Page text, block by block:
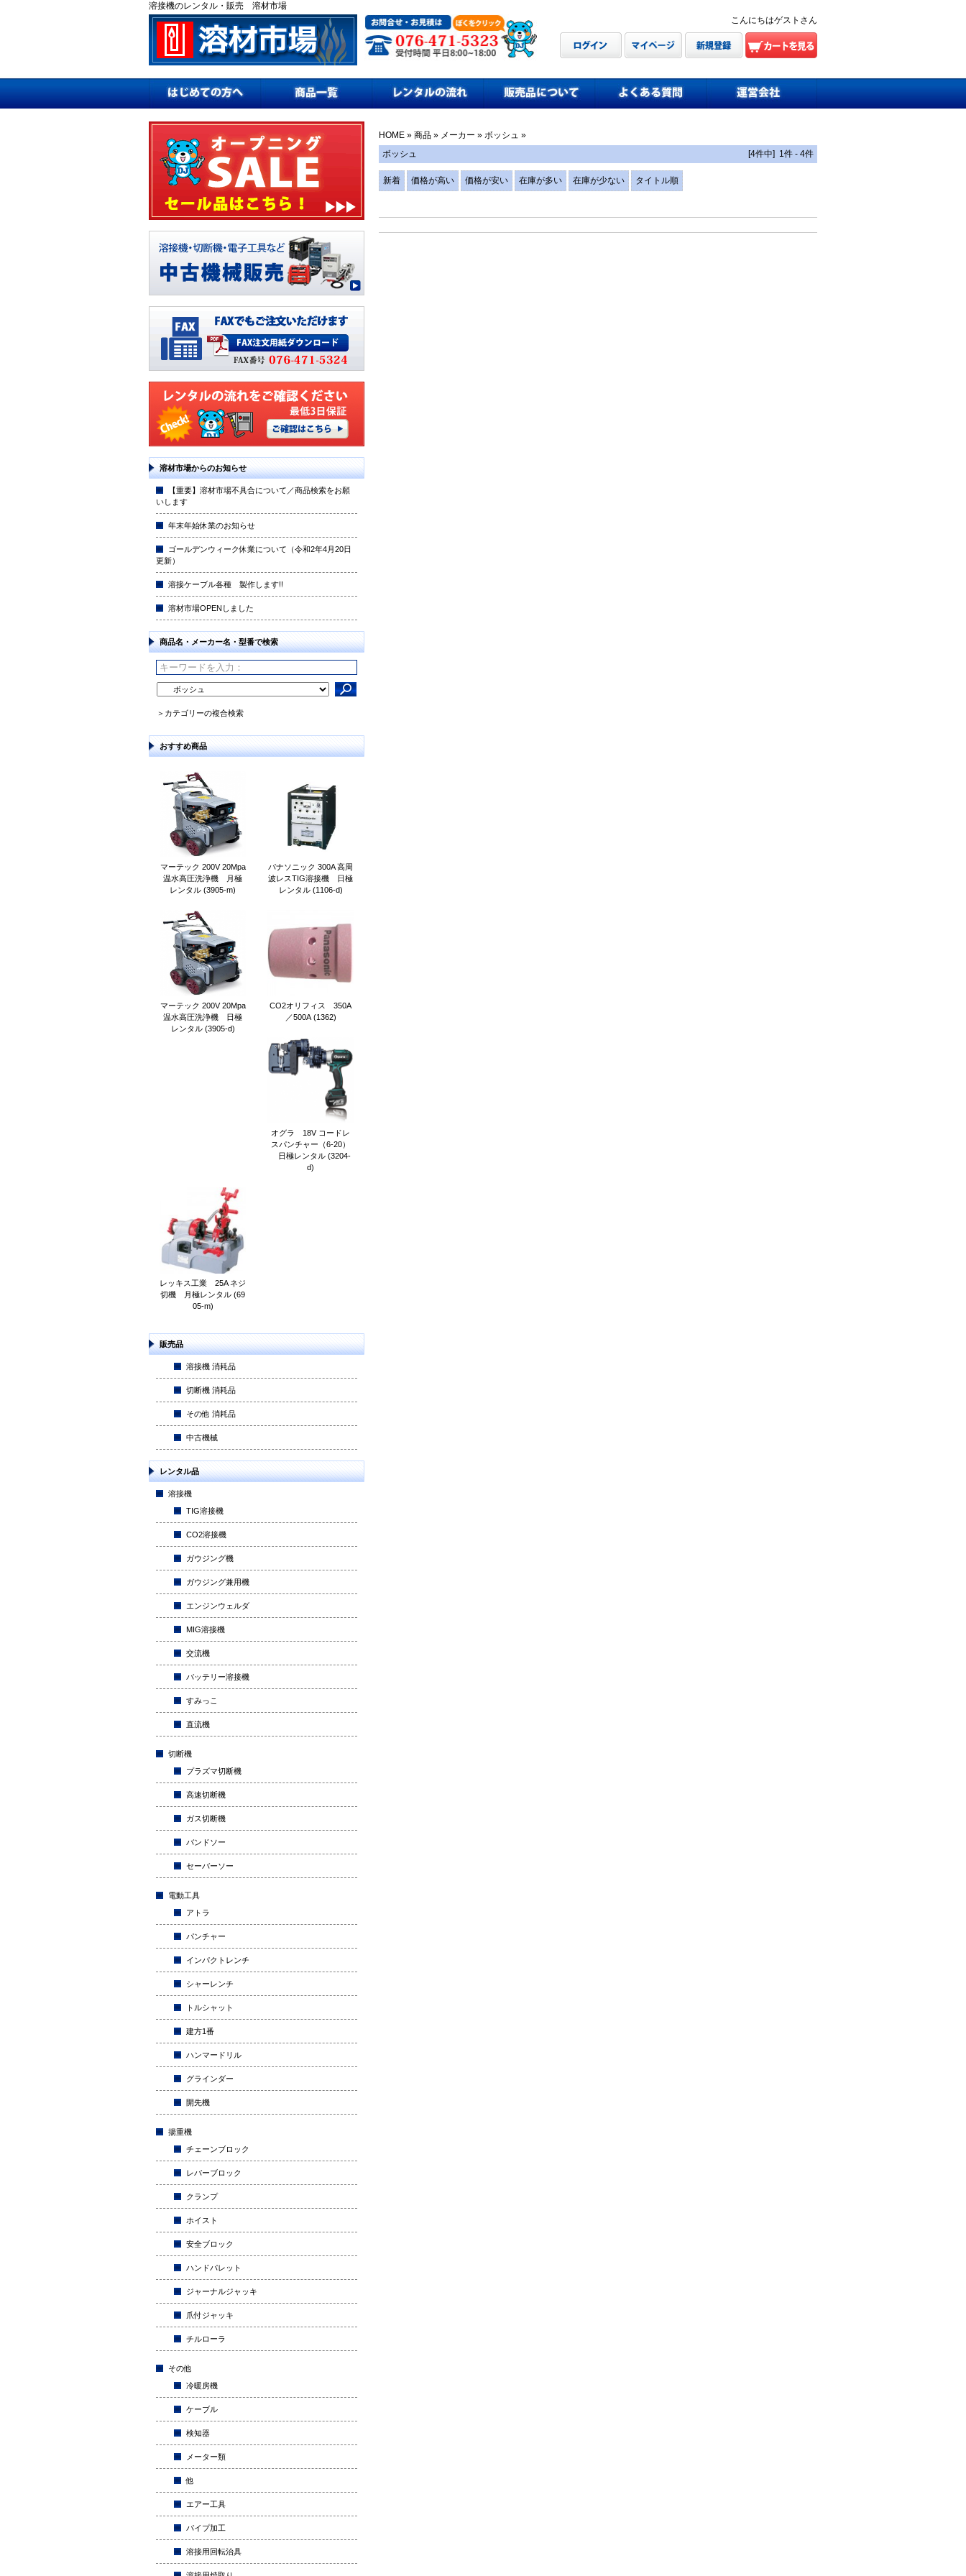
溶接機のレンタル・販売 溶材市場
こんにちはゲストさん
溶材市場からのお知らせ
【重要】溶材市場不具合について／商品検索をお願
いします
年末年始休業のお知らせ
ゴールデンウィーク休業について（令和2年4月20日
更新）
溶接ケーブル各種 製作します!!
溶材市場OPENしました
商品名・メーカー名・型番で検索
＞カテゴリーの複合検索
おすすめ商品
マーテック 200V 20Mpa
温水高圧洗浄機 月極
レンタル (3905-m)
パナソニック 300A 高周
波レスTIG溶接機 日極
レンタル (1106-d)
マーテック 200V 20Mpa
温水高圧洗浄機 日極
レンタル (3905-d)
CO2オリフィス 350A
／500A (1362)
オグラ 18V コードレ
スパンチャー（6-20）
日極レンタル (3204-
d)
レッキス工業 25A ネジ
切機 月極レンタル (69
05-m)
販売品
溶接機 消耗品
切断機 消耗品
その他 消耗品
中古機械
レンタル品
溶接機
TIG溶接機
CO2溶接機
ガウジング機
ガウジング兼用機
エンジンウェルダ
MIG溶接機
交流機
バッテリー溶接機
すみっこ
直流機
切断機
プラズマ切断機
高速切断機
ガス切断機
バンドソー
セーバーソー
電動工具
アトラ
パンチャー
インパクトレンチ
シャーレンチ
トルシャット
建方1番
ハンマードリル
グラインダー
開先機
揚重機
チェーンブロック
レバーブロック
クランプ
ホイスト
安全ブロック
ハンドパレット
ジャーナルジャッキ
爪付ジャッキ
チルローラ
その他
冷暖房機
ケーブル
検知器
メーター類
他
エアー工具
パイプ加工
溶接用回転治具
HOME » 商品 » メーカー » ボッシュ »
ボッシュ
[4件中] 1件 - 4件
新着 価格が高い 価格が安い 在庫が多い 在庫が少ない タイトル順